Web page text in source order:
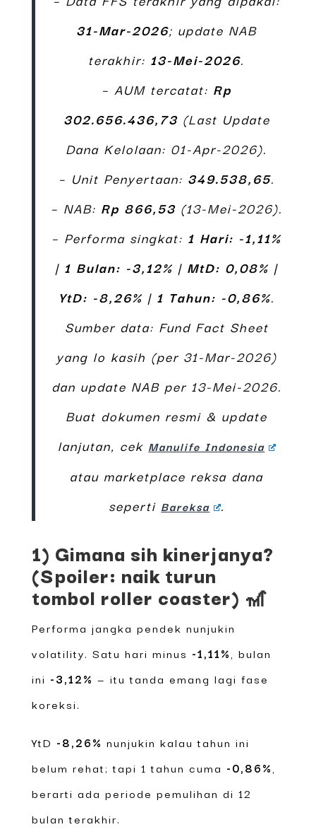
31-Mar-2026; update NAB
terakhir: 13-Mei-2026.
– AUM tercatat: Rp
302.656.436,73(Last Update
Dana Kelolaan: 01-Apr-2026).
– Unit Penyertaan: 349.538,65.
– NAB: Rp 866,53(13-Mei-2026).
– Performa singkat: 1 Hari: -1,11%
| 1 Bulan: -3,12% | MtD: 0,08% |
YtD: -8,26% | 1 Tahun: -0,86%.
Sumber data: Fund Fact Sheet
yang lo kasih (per 31-Mar-2026)
dan update NAB per 13-Mei-2026.
Buat dokumen resmi & update
lanjutan, cek Manulife Indonesia
atau marketplace reksa dana
seperti Bareksa .
1) Gimana sih kinerjanya?
(Spoiler: naik turun
tombol roller coaster) 🎢
Performa jangka pendek nunjukin
volatility. Satu hari minus -1,11% , bulan
ini -3,12% — itu tanda emang lagi fase
koreksi.
YtD -8,26% nunjukin kalau tahun ini
belum rehat; tapi 1 tahun cuma -0,86%
berarti ada periode pemulihan di 12
bulan terakhir.